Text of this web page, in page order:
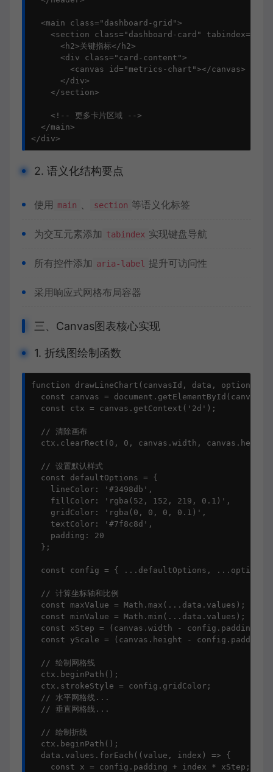
  <main class="dashboard-grid">
    <section class="dashboard-card" tabindex="0">
      <h2>关键指标</h2>
      <div class="card-content">
        <canvas id="metrics-chart"></canvas>
      </div>
    </section>
    <!-- 更多卡片区域 -->
  </main>
</div>
2. 语义化结构要点
使用 main 、 section 等语义化标签
为交互元素添加 tabindex 实现键盘导航
所有控件添加 aria-label 提升可访问性
采用响应式网格布局容器
三、Canvas图表核心实现
1. 折线图绘制函数
function drawLineChart(canvasId, data, options
const canvas =
  const ctx = canvas.getContext('2d');
  // 清除画布
ctx.clearRect(0, 0, canvas.width,
  // 设置默认样式
  const defaultOptions = {
    lineColor: '#3498db',
    fillColor: 'rgba(52, 152, 219, 0.1)',
    gridColor: 'rgba(0, 0, 0, 0.1)',
    textColor: '#7f8c8d',
    padding: 20
  };
const config = { ...defaultOptions, ...options
  // 计算坐标轴和比例
  const maxValue = Math.max(...data.values);
  const minValue = Math.min(...data.values);
const xStep = (canvas.width - config.padding *
const yScale = (canvas.height - config.padding
  // 绘制网格线
  ctx.beginPath();
  ctx.strokeStyle = config.gridColor;
  // 水平网格线...
  // 垂直网格线...
  // 绘制折线
  ctx.beginPath();
  data.values.forEach((value, index) => {
    const x = config.padding + index * xStep;